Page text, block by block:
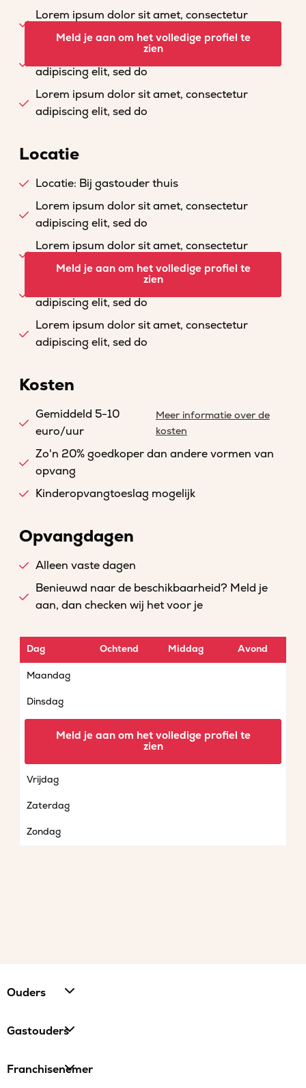
Lorem ipsum dolor sit amet, consectetur
adipiscing elit, sed do
Lorem ipsum dolor sit amet, consectetur
adipiscing elit, sed do
Lorem ipsum dolor sit amet, consectetur
adipiscing elit, sed do
Meld je aan om het volledige profiel te
zien
Locatie
Locatie: Bij gastouder thuis
Lorem ipsum dolor sit amet, consectetur
adipiscing elit, sed do
Lorem ipsum dolor sit amet, consectetur
adipiscing elit, sed do
Lorem ipsum dolor sit amet, consectetur
adipiscing elit, sed do
Lorem ipsum dolor sit amet, consectetur
adipiscing elit, sed do
Meld je aan om het volledige profiel te
zien
Kosten
Gemiddeld 5-10
euro/uur
Meer informatie over de
kosten
Zo'n 20% goedkoper dan andere vormen van
opvang
Kinderopvangtoeslag mogelijk
Opvangdagen
Alleen vaste dagen
Benieuwd naar de beschikbaarheid? Meld je
aan, dan checken wij het voor je
Dag Ochtend Middag Avond
Maandag
Dinsdag
Vrijdag
Zaterdag
Zondag
Meld je aan om het volledige profiel te
zien
Ouders
Gastouders
Franchisenemer